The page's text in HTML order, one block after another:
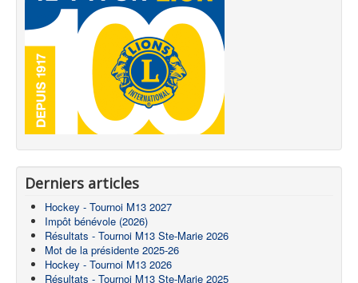
Derniers articles
Hockey - Tournoi M13 2027
Impôt bénévole (2026)
Résultats - Tournoi M13 Ste-Marie 2026
Mot de la présidente 2025-26
Hockey - Tournoi M13 2026
Résultats - Tournoi M13 Ste-Marie 2025